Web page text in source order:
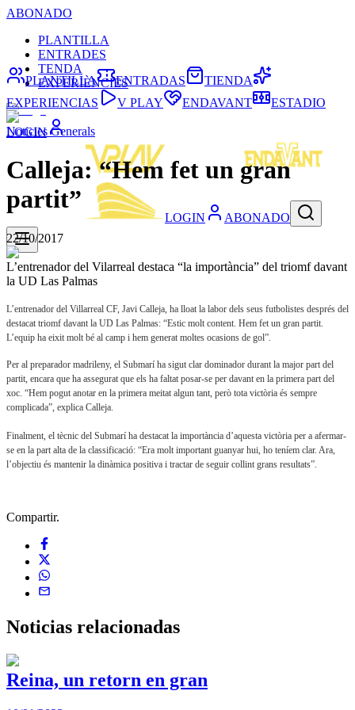
ABONADO
PLANTILLA
ENTRADES
TENDA
EXPERIÈNCIES
LOGIN
LOGIN ABONADO
PLANTILLA ENTRADAS
TIENDA
EXPERIENCIAS
V PLAY ENDAVANT ESTADIO
Noticies Generals
Calleja: “Hem fet un gran
partit”
22/10/2017
L’entrenador del Vilarreal destaca “la importància” del triomf davant
la UD Las Palmas
L’entrenador del Villarreal CF, Javi Calleja, ha lloat la labor dels seus futbolistes després del
destacat triomf davant la UD Las Palmas: “Estic molt content. Hem fet un gran partit.
L’equip ha eixit molt bé al camp i hem generat moltes ocasions de gol”.
Per al preparador madrileny, el Submarí ha sigut clar dominador durant la major part del
partit, encara que ha assegurat que els ha faltat posar-se per davant en la primera part del
xoc. “Hem pogut anotar en la primera meitat algun tant, però tota victòria és sempre
complicada”, explica Calleja.
Finalment, el tècnic del Submarí ha destacat la importància d’aquesta victòria per a afermar-
se en la part alta de la classificació: “Era molt important guanyar hui, ho teníem clar. Ara,
l’objectiu és mantenir la dinàmica positiva i tractar de seguir collint grans resultats”.
Compartir.
Noticias relacionadas
Reina, un retorn en gran